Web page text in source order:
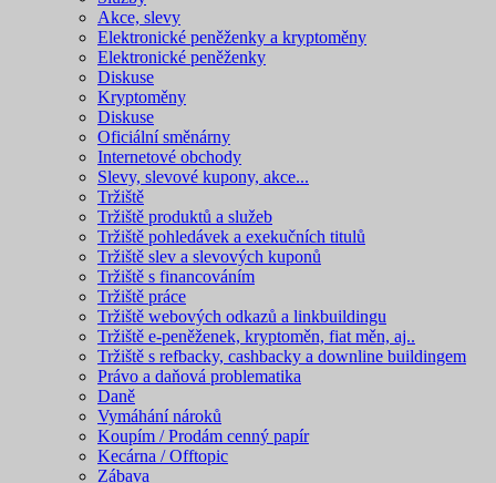
Akce, slevy
Elektronické peněženky a kryptoměny
Elektronické peněženky
Diskuse
Kryptoměny
Diskuse
Oficiální směnárny
Internetové obchody
Slevy, slevové kupony, akce...
Tržiště
Tržiště produktů a služeb
Tržiště pohledávek a exekučních titulů
Tržiště slev a slevových kuponů
Tržiště s financováním
Tržiště práce
Tržiště webových odkazů a linkbuildingu
Tržiště e-peněženek, kryptoměn, fiat měn, aj..
Tržiště s refbacky, cashbacky a downline buildingem
Právo a daňová problematika
Daně
Vymáhání nároků
Koupím / Prodám cenný papír
Kecárna / Offtopic
Zábava